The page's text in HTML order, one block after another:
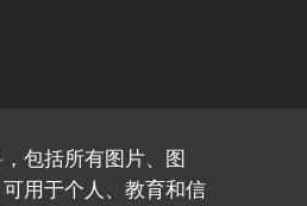
包括所有图片、图
用于个人、教育和信